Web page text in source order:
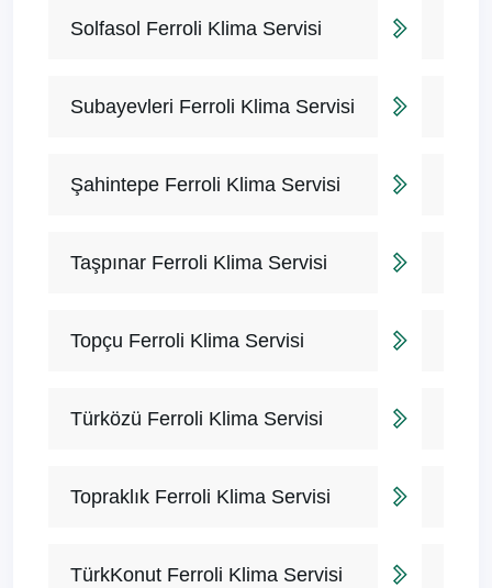
Solfasol Ferroli Klima Servisi
Subayevleri Ferroli Klima Servisi
Şahintepe Ferroli Klima Servisi
Taşpınar Ferroli Klima Servisi
Topçu Ferroli Klima Servisi
Türközü Ferroli Klima Servisi
Topraklık Ferroli Klima Servisi
TürkKonut Ferroli Klima Servisi